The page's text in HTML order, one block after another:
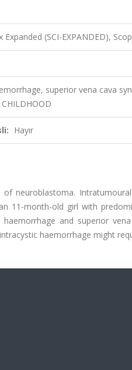
(SCI-EXPANDED),
superior vena cava
Hayır
neuroblastoma.
11-month-old girl with
and superior
haemorrhage might